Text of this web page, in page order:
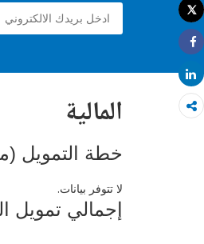
طباعة
Tweet
Share
Share
المالية
خطة التمويل
لا تتوفر بيانات.
إجمالي تمويل